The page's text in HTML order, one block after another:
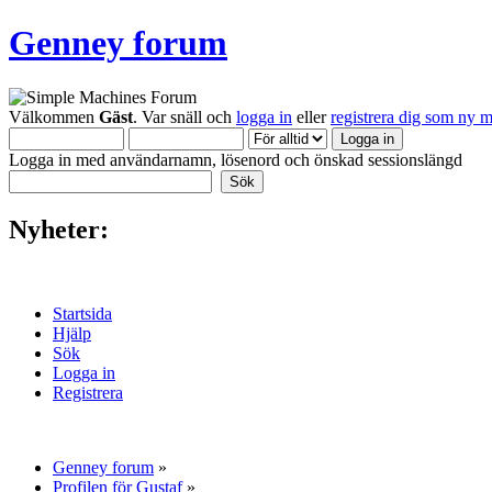
Genney forum
Välkommen Gäst. Var snäll och logga in ellerregistrera dig som ny
Logga in med användarnamn, lösenord och önskad sessionslängd
Nyheter:
Startsida
Hjälp
Sök
Logga in
Registrera
Genney forum »
Profilen för Gustaf»